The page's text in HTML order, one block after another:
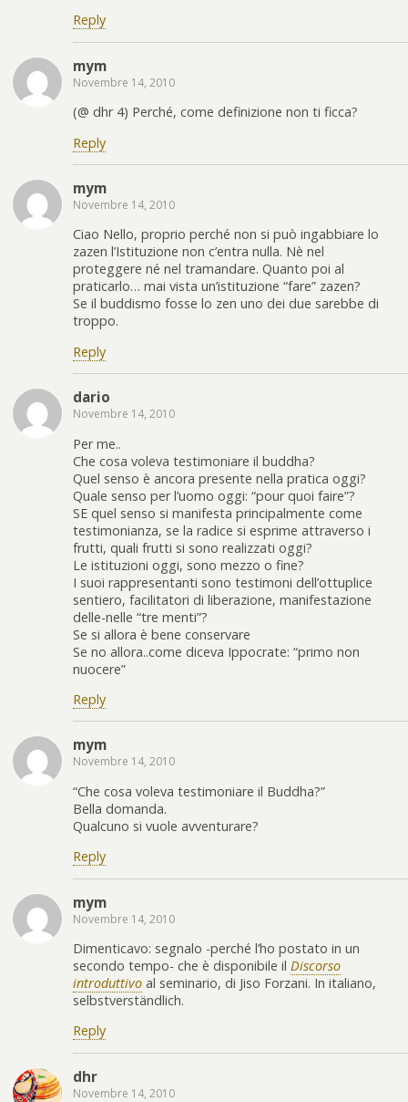
Reply
mym
Novembre 14, 2010
(@ dhr 4) Perché, come definizione non ti ficca?
Reply
mym
Novembre 14, 2010
Ciao Nello, proprio perché non si può ingabbiare lo
zazen l’Istituzione non c’entra nulla. Nè nel
proteggere né nel tramandare. Quanto poi al
praticarlo… mai vista un’istituzione “fare” zazen?
Se il buddismo fosse lo zen uno dei due sarebbe di
troppo.
Reply
dario
Novembre 14, 2010
Per me..
Che cosa voleva testimoniare il buddha?
Quel senso è ancora presente nella pratica oggi?
Quale senso per l’uomo oggi: “pour quoi faire”?
SE quel senso si manifesta principalmente come
testimonianza, se la radice si esprime attraverso i
frutti, quali frutti si sono realizzati oggi?
Le istituzioni oggi, sono mezzo o fine?
I suoi rappresentanti sono testimoni dell’ottuplice
sentiero, facilitatori di liberazione, manifestazione
delle-nelle “tre menti”?
Se si allora è bene conservare
Se no allora..come diceva Ippocrate: “primo non
nuocere”
Reply
mym
Novembre 14, 2010
“Che cosa voleva testimoniare il Buddha?”
Bella domanda.
Qualcuno si vuole avventurare?
Reply
mym
Novembre 14, 2010
Dimenticavo: segnalo -perché l’ho postato in un
secondo tempo- che è disponibile il Discorso
introduttivo al seminario, di Jiso Forzani. In italiano,
selbstverständlich.
Reply
dhr
Novembre 14, 2010